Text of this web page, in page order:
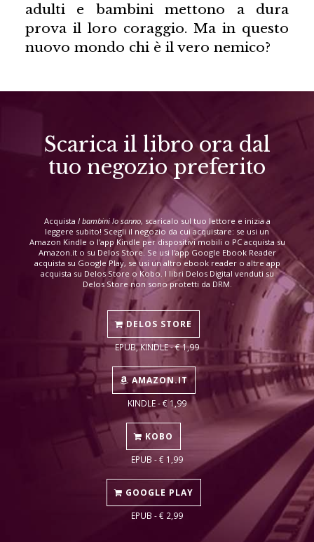
adulti e bambini mettono a dura
prova il loro coraggio. Ma in questo
nuovo mondo chi è il vero nemico?
Scarica il libro ora dal
tuo negozio preferito
Acquista I bambini lo sanno, scaricalo sul tuo lettore e inizia a
leggere subito! Scegli il negozio da cui acquistare: se usi un
Amazon Kindle o l'app Kindle per dispositivi mobili o PC acquista su
Amazon.it o su Delos Store. Se usi l'app Google Ebook Reader
acquista su Google Play, se usi un altro ebook reader o altre app
acquista su Delos Store o Kobo. I libri Delos Digital venduti su
Delos Store non sono protetti da DRM.
DELOS STORE
EPUB, KINDLE - € 1,99
AMAZON.IT
KINDLE - € 1,99
KOBO
EPUB - € 1,99
GOOGLE PLAY
EPUB - € 2,99